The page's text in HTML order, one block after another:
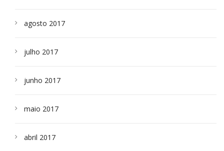
agosto 2017
julho 2017
junho 2017
maio 2017
abril 2017